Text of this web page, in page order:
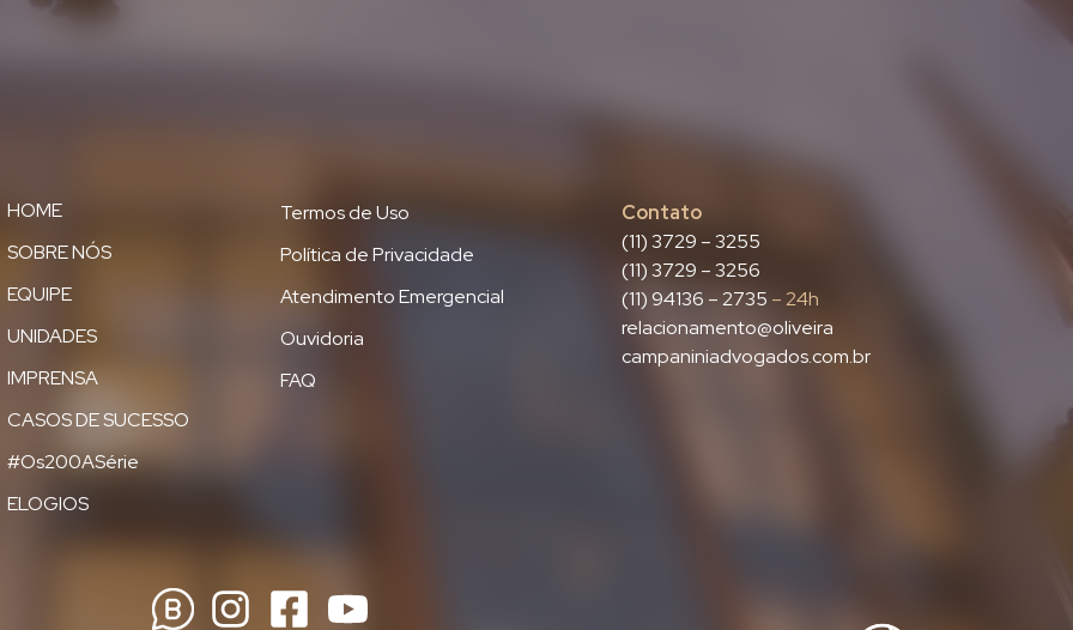
HOME
SOBRE NÓS
EQUIPE
UNIDADES
IMPRENSA
CASOS DE SUCESSO
#Os200ASérie
ELOGIOS
Termos de Uso
Política de Privacidade
Atendimento Emergencial
Ouvidoria
FAQ
Contato
(11) 3729 – 3255
(11) 3729 – 3256
(11) 94136 – 2735 – 24h
relacionamento@oliveira
campaniniadvogados.com.br